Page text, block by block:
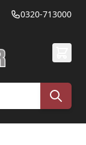
0320-713000